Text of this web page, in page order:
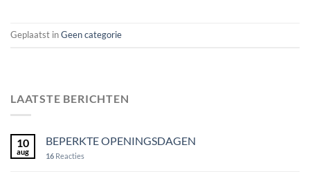
Geplaatst inGeen categorie
LAATSTE BERICHTEN
10
aug
BEPERKTE OPENINGSDAGEN
16 Reacties